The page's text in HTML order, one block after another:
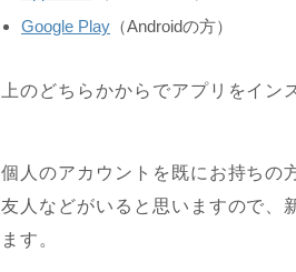
Google Play （Androidの方）
上のどちらかからでアプリをイン
個人のアカウントを既にお持ちの
友人などがいると思いますので、
ます。